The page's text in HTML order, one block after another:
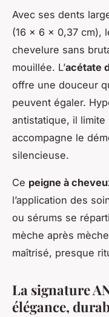
Avec ses dents
(16 × 6 × 0,37 cm),
chevelure sans
mouillée. L’acétate
offre une douceur
peuvent égaler.
antistatique, il
accompagne le
silencieuse.
Ce peigne à
l’application des
ou sérums se
mèche après
maîtrisé, presque
La signature
élégance,